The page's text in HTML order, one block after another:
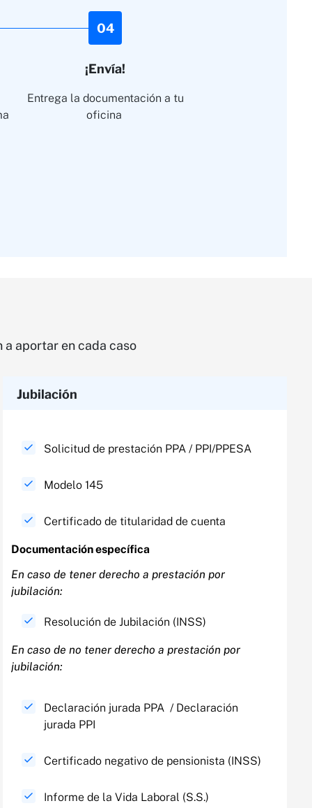
04
¡Envía!
Entrega la documentación a tu
oficina
aportar en cada caso
Jubilación
Solicitud de prestación PPA / PPI/PPESA
Modelo 145
Certificado de titularidad de cuenta
Documentación específica​
En caso de tener derecho a prestación por
jubilación:​
Resolución de Jubilación (INSS)
En caso de no tener derecho a prestación por
jubilación:​
Declaración jurada PPA / Declaración
jurada PPI
Certificado negativo de pensionista (INSS)
Informe de la Vida Laboral (S.S.)